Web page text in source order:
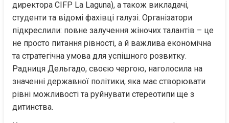
директора CIFP La Laguna), а також викладачі,
студенти та відомі фахівці галузі. Організатори
підкреслили: повне залучення жіночих талантів – це
не просто питання рівності, а й важлива економічна
та стратегічна умова для успішного розвитку.
Радниця Дельгадо, своєю чергою, наголосила на
значенні державної політики, яка має створювати
рівні можливості та руйнувати стереотипи ще з
дитинства.